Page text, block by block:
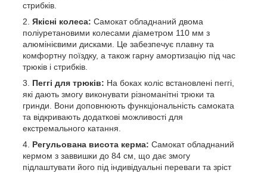
стрибків.
Якісні колеса: Самокат обладнаний двома
поліуретановими колесами діаметром 110 мм з
алюмінієвими дисками. Це забезпечує плавну та
комфортну поїздку, а також гарну амортизацію під час
трюків і стрибків.
Пеггі для трюків: На боках коліс встановлені пеггі,
які дають змогу виконувати різноманітні трюки та
гринди. Вони доповнюють функціональність самоката
та відкривають додаткові можливості для
екстремального катання.
Регульована висота керма: Самокат обладнаний
кермом з заввишки до 84 см, що дає змогу
підлаштувати його під індивідуальні переваги та зріст